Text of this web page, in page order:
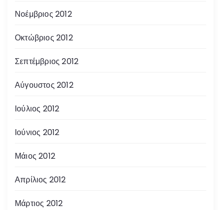
Νοέμβριος 2012
Οκτώβριος 2012
Σεπτέμβριος 2012
Αύγουστος 2012
Ιούλιος 2012
Ιούνιος 2012
Μάιος 2012
Απρίλιος 2012
Μάρτιος 2012